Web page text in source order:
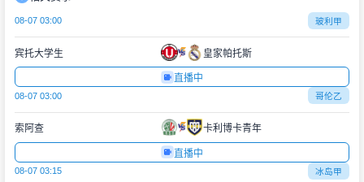
08-07 03:00 玻利甲
宾托大学生 皇家帕托斯
直播中
08-07 03:00 哥伦乙
索阿查 卡利博卡青年
直播中
08-07 03:15 冰岛甲